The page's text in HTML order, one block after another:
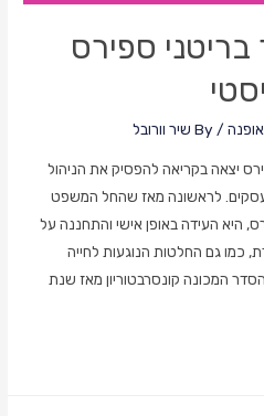
ספירס
/ By שיר וורובל
יצאה בקריאה להפסיק את הניהול
והעסקים. לראשונה מאז שהחל המשפט
היא העידה באופן אישי והתחננה על
כמו גם החלטות הנוגעות לחייה
המכונה קונסרבטוריון מאז שנת